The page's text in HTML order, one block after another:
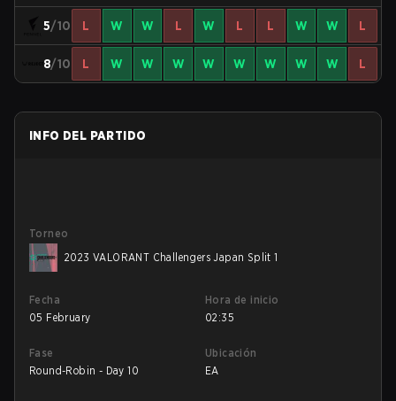
5/10 L W W L W L L W W L
8/10 L W W W W W W W W L
INFO DEL PARTIDO
Torneo
2023 VALORANT Challengers Japan Split 1
Fecha
05 February
Hora de inicio
02:35
Fase
Round-Robin - Day 10
Ubicación
EA